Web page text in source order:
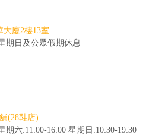
大廈2樓13室
期日及公眾假期休息
(28鞋店)
期六:11:00-16:00 星期日:10:30-19:30